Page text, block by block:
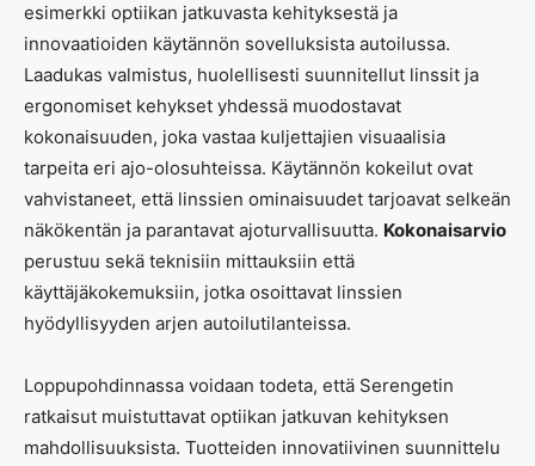
esimerkki optiikan jatkuvasta kehityksestä ja
innovaatioiden käytännön sovelluksista autoilussa.
Laadukas valmistus, huolellisesti suunnitellut linssit ja
ergonomiset kehykset yhdessä muodostavat
kokonaisuuden, joka vastaa kuljettajien visuaalisia
tarpeita eri ajo-olosuhteissa. Käytännön kokeilut ovat
vahvistaneet, että linssien ominaisuudet tarjoavat selkeän
näkökentän ja parantavat ajoturvallisuutta. Kokonaisarvio
perustuu sekä teknisiin mittauksiin että
käyttäjäkokemuksiin, jotka osoittavat linssien
hyödyllisyyden arjen autoilutilanteissa.
Loppupohdinnassa voidaan todeta, että Serengetin
ratkaisut muistuttavat optiikan jatkuvan kehityksen
mahdollisuuksista. Tuotteiden innovatiivinen suunnittelu